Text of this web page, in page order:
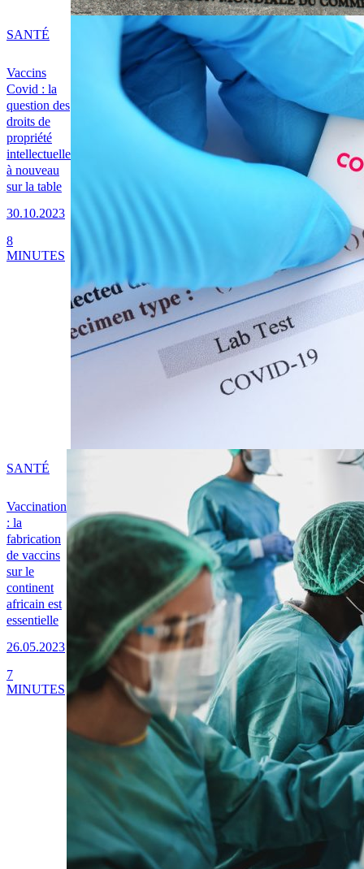
Vaccins
Covid : la
question des
droits de
propriété
intellectuelle
à nouveau
sur la table
30.10.2023
SANTÉ
8
MINUTES
Vaccination
: la
fabrication
de vaccins
sur le
continent
africain est
essentielle
26.05.2023
SANTÉ
7
MINUTES